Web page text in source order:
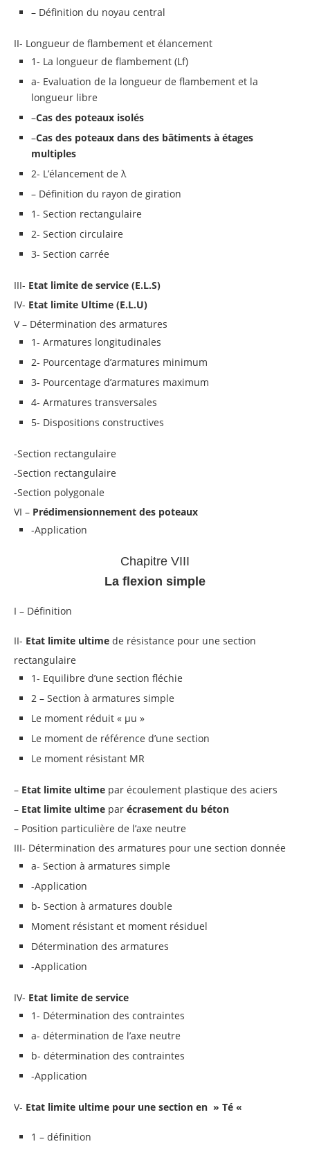
– Définition du noyau central
II- Longueur de flambement et élancement
1- La longueur de flambement (Lf)
a- Evaluation de la longueur de flambement et la
longueur libre
–Cas des poteaux isolés
–Cas des poteaux dans des bâtiments à étages
multiples
2- L’élancement de λ
– Définition du rayon de giration
1- Section rectangulaire
2- Section circulaire
3- Section carrée
III- Etat limite de service (E.L.S)
IV- Etat limite Ultime (E.L.U)
V – Détermination des armatures
1- Armatures longitudinales
2- Pourcentage d’armatures minimum
3- Pourcentage d’armatures maximum
4- Armatures transversales
5- Dispositions constructives
-Section rectangulaire
-Section rectangulaire
-Section polygonale
VI – Prédimensionnement des poteaux
-Application
Chapitre VIII
La flexion simple
I – Définition
II- Etat limite ultime de résistance pour une section
rectangulaire
1- Equilibre d’une section fléchie
2 – Section à armatures simple
Le moment réduit « μu »
Le moment de référence d’une section
Le moment résistant MR
– Etat limite ultime par écoulement plastique des aciers
– Etat limite ultime par écrasement du béton
– Position particulière de l’axe neutre
III- Détermination des armatures pour une section donnée
a- Section à armatures simple
-Application
b- Section à armatures double
Moment résistant et moment résiduel
Détermination des armatures
-Application
IV- Etat limite de service
1- Détermination des contraintes
a- détermination de l’axe neutre
b- détermination des contraintes
-Application
V- Etat limite ultime pour une section en » Té «
1 – définition